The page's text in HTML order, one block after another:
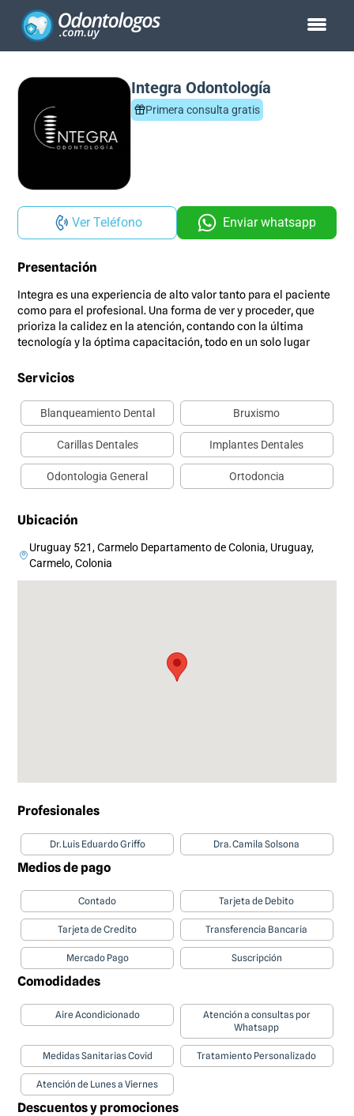
Integra Odontología
Primera consulta gratis
Ver Teléfono Enviar whatsapp
Presentación
Integra es una experiencia de alto valor tanto para el paciente
como para el profesional. Una forma de ver y proceder, que
prioriza la calidez en la atención, contando con la última
tecnología y la óptima capacitación, todo en un solo lugar
Servicios
Blanqueamiento Dental Bruxismo
Carillas Dentales Implantes Dentales
Odontologia General Ortodoncia
Ubicación
Uruguay 521, Carmelo Departamento de Colonia, Uruguay,
Carmelo, Colonia
Profesionales
Dr. Luis Eduardo Griffo Dra. Camila Solsona
Medios de pago
Contado Tarjeta de Debito
Tarjeta de Credito Transferencia Bancaria
Mercado Pago Suscripción
Comodidades
Aire Acondicionado
Atención a consultas por
Whatsapp
Medidas Sanitarias Covid Tratamiento Personalizado
Atención de Lunes a Viernes
Descuentos y promociones